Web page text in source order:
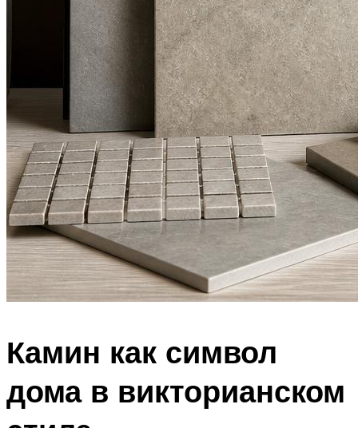
Камин как символ
дома в викторианском